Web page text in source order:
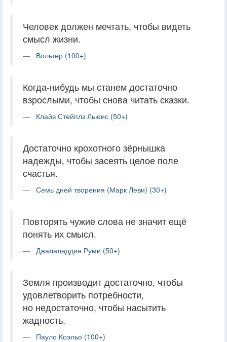
Человек должен мечтать, чтобы видеть
смысл жизни.
Вольтер (100+)
Когда-нибудь мы станем достаточно
взрослыми, чтобы снова читать сказки.
Клайв Стейплз Льюис (50+)
Достаточно крохотного зёрнышка
надежды, чтобы засеять целое поле
счастья.
Семь дней творения (Марк Леви) (30+)
Повторять чужие слова не значит ещё
понять их смысл.
Джалаладдин Руми (50+)
Земля производит достаточно, чтобы
удовлетворить потребности,
но недостаточно, чтобы насытить
жадность.
Пауло Коэльо (100+)